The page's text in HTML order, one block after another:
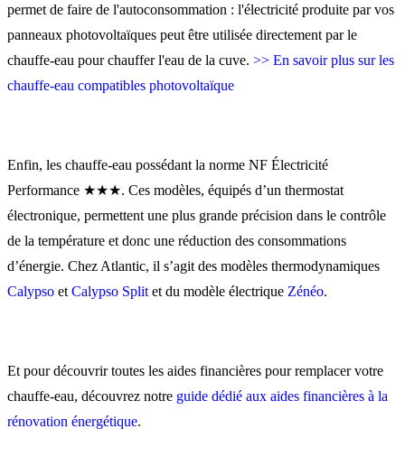
permet de faire de l'autoconsommation : l'électricité produite par vos
panneaux photovoltaïques peut être utilisée directement par le
chauffe-eau pour chauffer l'eau de la cuve. >> En savoir plus sur les
chauffe-eau compatibles photovoltaïque
Enfin, les chauffe-eau possédant la norme NF Électricité
Performance ★★★. Ces modèles, équipés d’un thermostat
électronique, permettent une plus grande précision dans le contrôle
de la température et donc une réduction des consommations
d’énergie. Chez Atlantic, il s’agit des modèles thermodynamiques
Calypso et Calypso Split et du modèle électrique Zénéo.
Et pour découvrir toutes les aides financières pour remplacer votre
chauffe-eau, découvrez notre guide dédié aux aides financières à la
rénovation énergétique.